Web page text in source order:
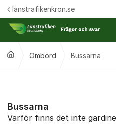
Hoppa till innehåll
lanstrafikenkron.se
Länstrafiken
Ombord Bussarna
Bussarna
Varför finns det inte